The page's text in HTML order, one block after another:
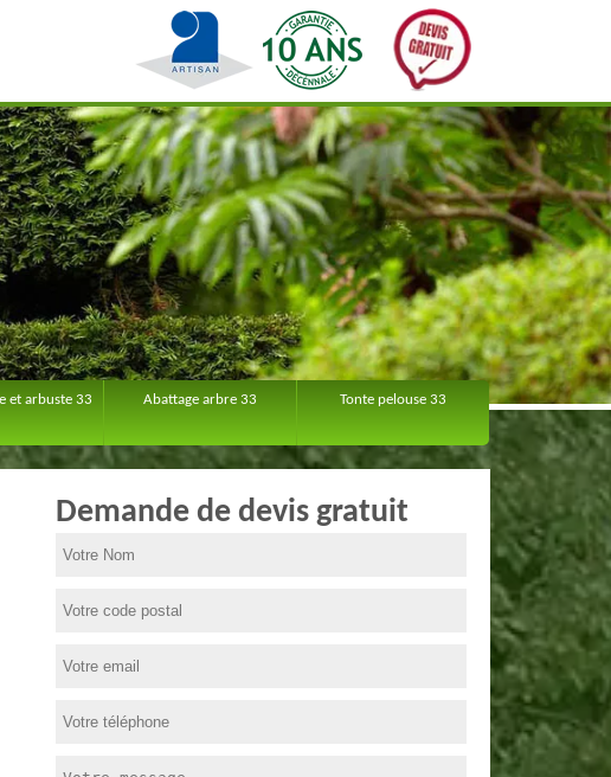
et arbuste 33 Abattage arbre 33 Tonte pelouse 33
Demande de devis gratuit